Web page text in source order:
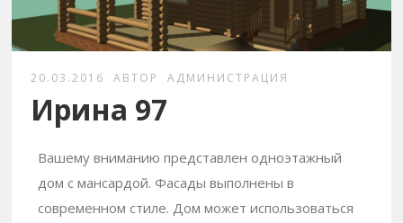
20.03.2016 АВТОР АДМИНИСТРАЦИЯ
Ирина 97
Вашему вниманию представлен одноэтажный
дом с мансардой. Фасады выполнены в
современном стиле. Дом может использоваться